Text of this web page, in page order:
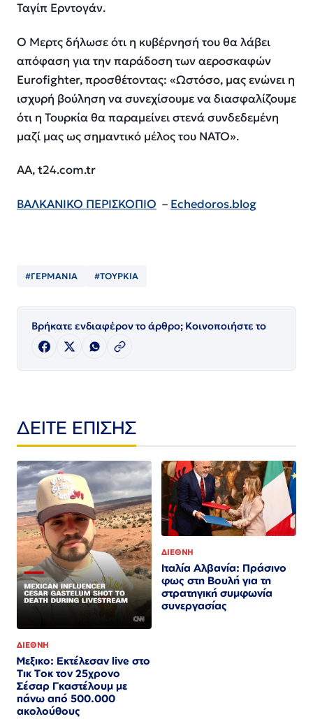
Ταγίπ Ερντογάν.
Ο Μερτς δήλωσε ότι η κυβέρνησή του θα λάβει
απόφαση για την παράδοση των αεροσκαφών
Eurofighter, προσθέτοντας: «Ωστόσο, μας ενώνει η
ισχυρή βούληση να συνεχίσουμε να διασφαλίζουμε
ότι η Τουρκία θα παραμείνει στενά συνδεδεμένη
μαζί μας ως σημαντικό μέλος του ΝΑΤΟ».
ΑΑ, t24.com.tr
ΒΑΛΚΑΝΙΚΟ ΠΕΡΙΣΚΟΠΙΟ – Echedoros.blog
#ΓΕΡΜΑΝΙΑ #ΤΟΥΡΚΙΑ
Βρήκατε ενδιαφέρον το άρθρο; Κοινοποιήστε το
ΔΕΙΤΕ ΕΠΙΣΗΣ
ΔΙΕΘΝΗ
Μεξικο: Εκτέλεσαν live στο
Τικ Τοκ τον 25χρονο
Σέσαρ Γκαστέλουμ με
πάνω από 500.000
ακολούθους
ΔΙΕΘΝΗ
Ιταλία Αλβανία: Πράσινο
φως στη Βουλή για τη
στρατηγική συμφωνία
συνεργασίας